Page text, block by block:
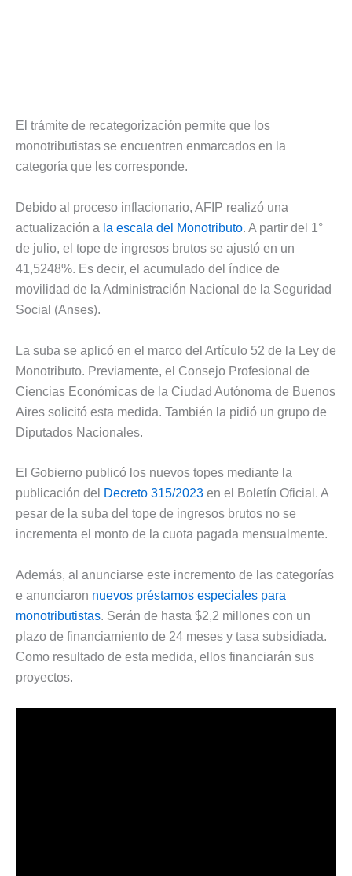
El trámite de recategorización permite que los
monotributistas se encuentren enmarcados en la
categoría que les corresponde.
Debido al proceso inflacionario, AFIP realizó una
actualización a la escala del Monotributo. A partir del 1°
de julio, el tope de ingresos brutos se ajustó en un
41,5248%. Es decir, el acumulado del índice de
movilidad de la Administración Nacional de la Seguridad
Social (Anses).
La suba se aplicó en el marco del Artículo 52 de la Ley de
Monotributo. Previamente, el Consejo Profesional de
Ciencias Económicas de la Ciudad Autónoma de Buenos
Aires solicitó esta medida. También la pidió un grupo de
Diputados Nacionales.
El Gobierno publicó los nuevos topes mediante la
publicación del
Decreto 315/2023 en el Boletín Oficial. A
pesar de la suba del tope de ingresos brutos no se
incrementa el monto de la cuota pagada mensualmente.
Además, al anunciarse este incremento de las categorías
e anunciaron nuevos préstamos especiales para
monotributistas. Serán de hasta $2,2 millones con un
plazo de financiamiento de 24 meses y tasa subsidiada.
Como resultado de esta medida, ellos financiarán sus
proyectos.